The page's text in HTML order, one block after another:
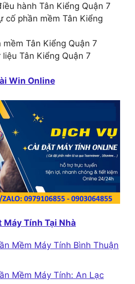
hành Tân Kiểng Quận 7
cố phần mềm Tân Kiểng
mềm Tân Kiểng Quận 7
Tân Kiểng Quận 7
Win Online
Máy Tính Tại Nhà
Mềm Máy Tính Bình Thuận
Mềm Máy Tính: An Lạc